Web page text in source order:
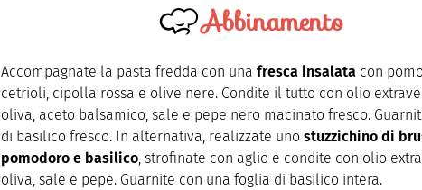
Abbinamento
Accompagnate la pasta fredda con una fresca insalata con
cetrioli, cipolla rossa e olive nere. Condite il tutto con olio
oliva, aceto balsamico, sale e pepe nero macinato fresco.
di basilico fresco. In alternativa, realizzate uno stuzzichino di
pomodoro e basilico, strofinate con aglio e condite con olio
oliva, sale e pepe. Guarnite con una foglia di basilico intera.